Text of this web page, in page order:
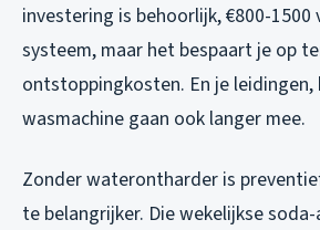
investering is behoorlijk, €800-1500
systeem, maar het bespaart je op
ontstoppingkosten. En je leidingen,
wasmachine gaan ook langer mee.
Zonder waterontharder is
te belangrijker. Die wekelijkse